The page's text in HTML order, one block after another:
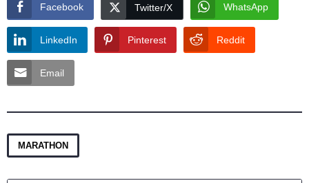
Facebook Twitter/X WhatsApp
LinkedIn Pinterest Reddit
Email
MARATHON